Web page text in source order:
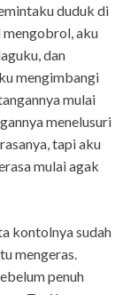
duduk di
mengobrol, aku
dan
mengimbangi
mulai
menelusuri
tapi aku
mulai agak
kontolnya sudah
mengeras.
penuh